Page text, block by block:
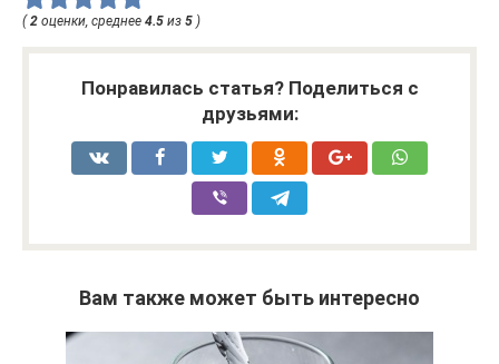
( 2 оценки, среднее 4.5 из 5 )
Понравилась статья? Поделиться с
друзьями:
Вам также может быть интересно